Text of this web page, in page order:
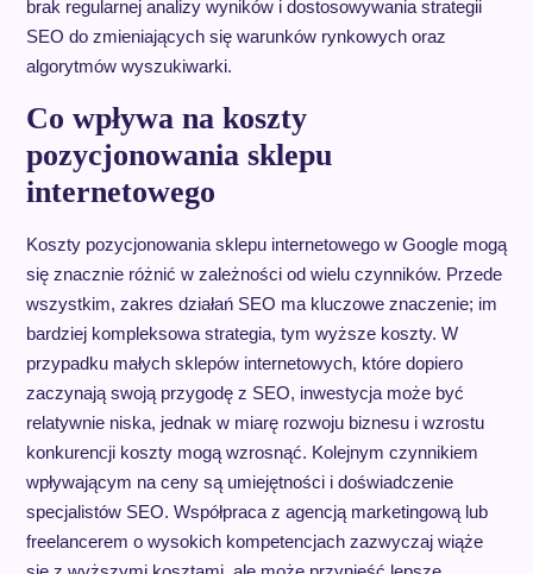
brak regularnej analizy wyników i dostosowywania strategii
SEO do zmieniających się warunków rynkowych oraz
algorytmów wyszukiwarki.
Co wpływa na koszty
pozycjonowania sklepu
internetowego
Koszty pozycjonowania sklepu internetowego w Google mogą
się znacznie różnić w zależności od wielu czynników. Przede
wszystkim, zakres działań SEO ma kluczowe znaczenie; im
bardziej kompleksowa strategia, tym wyższe koszty. W
przypadku małych sklepów internetowych, które dopiero
zaczynają swoją przygodę z SEO, inwestycja może być
relatywnie niska, jednak w miarę rozwoju biznesu i wzrostu
konkurencji koszty mogą wzrosnąć. Kolejnym czynnikiem
wpływającym na ceny są umiejętności i doświadczenie
specjalistów SEO. Współpraca z agencją marketingową lub
freelancerem o wysokich kompetencjach zazwyczaj wiąże